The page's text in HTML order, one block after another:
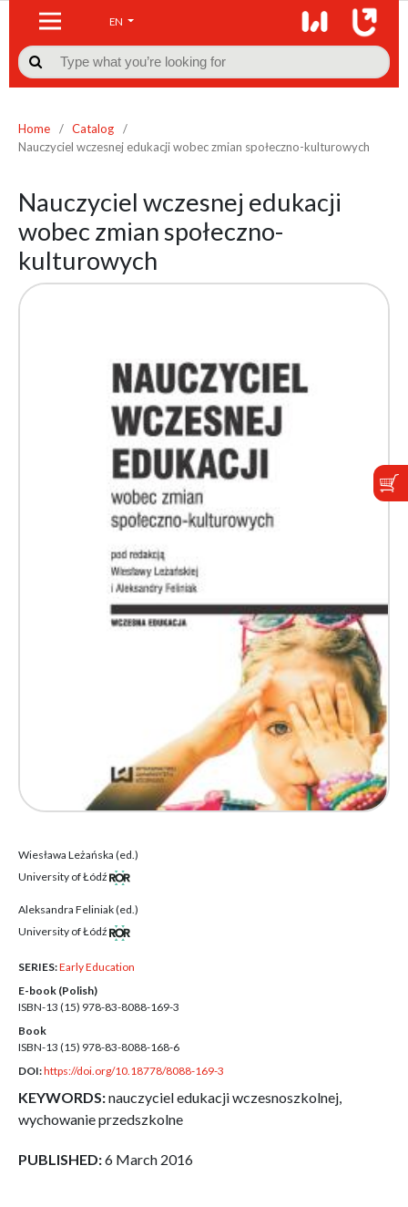
EN

Home / Catalog
/
Nauczyciel wczesnej edukacji wobec zmian społeczno-kulturowych
Nauczyciel wczesnej edukacji
wobec zmian społeczno-
kulturowych
Wiesława Leżańska (ed.)
University of Łódź
Aleksandra Feliniak (ed.)
University of Łódź
SERIES:Early Education
E-book (Polish)
ISBN-13 (15) 978-83-8088-169-3
Book
ISBN-13 (15) 978-83-8088-168-6
DOI:https://doi.org/10.18778/8088-169-3
KEYWORDS:nauczyciel edukacji wczesnoszkolnej,
wychowanie przedszkolne
PUBLISHED:6 March 2016